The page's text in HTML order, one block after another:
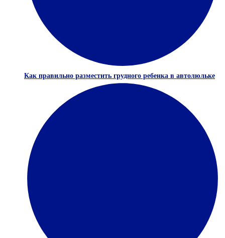
Как правильно разместить грудного ребенка в автолюльке